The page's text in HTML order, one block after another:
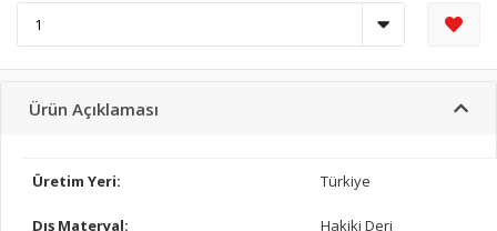
Ürün Açıklaması
Üretim Yeri: Türkiye
Dış Materyal: Hakiki Deri